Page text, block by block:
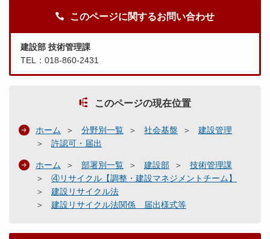
このページに関するお問い合わせ
建設部 技術管理課
TEL：018-860-2431
このページの現在位置
ホーム 分野別一覧 社会基盤
建設管理
許認可・届出
ホーム 部署別一覧 建設部
技術管理課
④リサイクル【調整・建設マネジメントチーム】
建設リサイクル法
建設リサイクル法関係 届出様式等